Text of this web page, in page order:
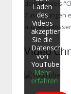
dem Hinweis
Zusendungen
Video
Laden
des
Videos
akzeptieren
Sie die
von
YouTube.
Mehr
erfahren